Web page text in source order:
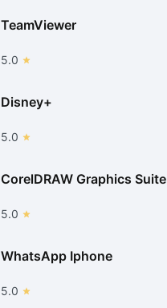
TeamViewer
5.0
Disney+
5.0
CorelDRAW Graphics Suite
5.0
WhatsApp Iphone
5.0